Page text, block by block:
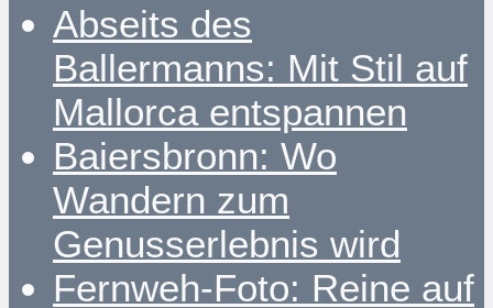
Abseits des
Ballermanns: Mit Stil auf
Mallorca entspannen
Baiersbronn: Wo
Wandern zum
Genusserlebnis wird
Fernweh-Foto: Reine auf